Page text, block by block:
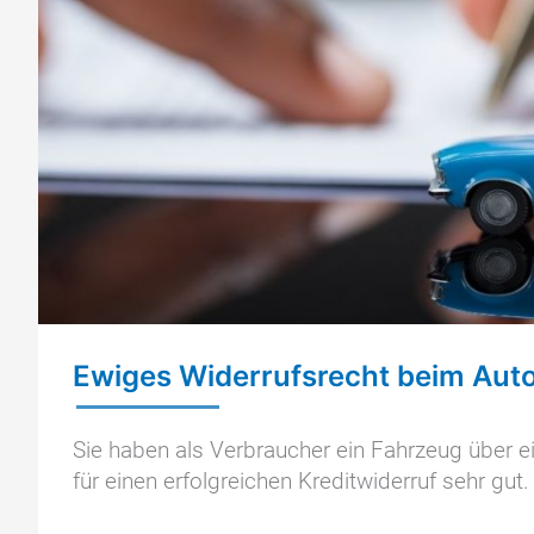
Ewiges Widerrufsrecht beim
Sie haben als Verbraucher ein Fahrzeug über
für einen erfolgreichen Kreditwiderruf sehr